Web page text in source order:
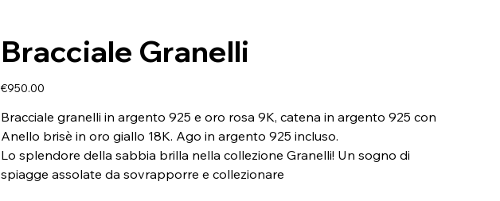
Bracciale Granelli
Price
€950.00
Bracciale granelli in argento 925 e oro rosa 9K, catena in argento 925 con
Anello brisè in oro giallo 18K. Ago in argento 925 incluso.
Lo splendore della sabbia brilla nella collezione Granelli! Un sogno di
spiagge assolate da sovrapporre e collezionare